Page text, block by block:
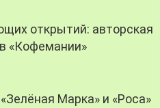
открытий: авторская
«Кофемании»
Марка» и «Роса»